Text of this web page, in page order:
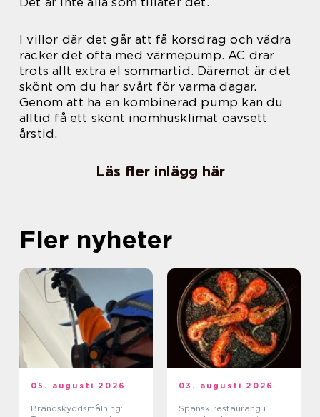
I villor där det går att få korsdrag och vädra
räcker det ofta med värmepump. AC drar
trots allt extra el sommartid. Däremot är det
skönt om du har svårt för varma dagar.
Genom att ha en kombinerad pump kan du
alltid få ett skönt inomhusklimat oavsett
årstid.
Läs fler inlägg här
Fler nyheter
05. augusti 2026
Brandskyddsmålning:
03. augusti 2026
Spansk restaurang i